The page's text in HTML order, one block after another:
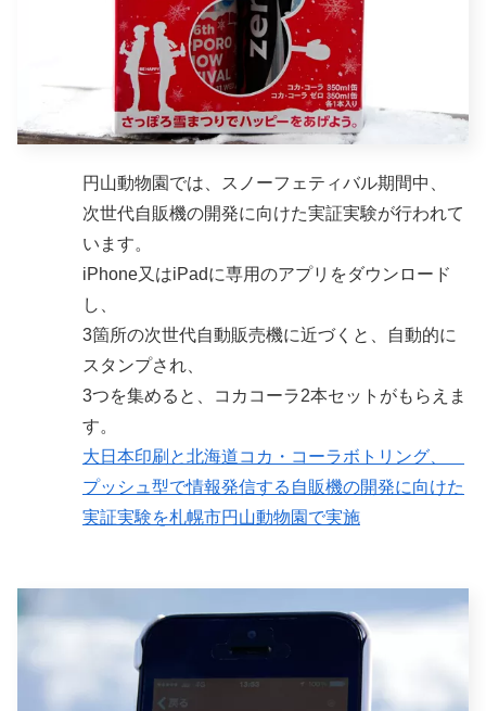
円山動物園では、スノーフェティバル期間中、
次世代自販機の開発に向けた実証実験が行われて
います。
iPhone又はiPadに専用のアプリをダウンロード
し、
3箇所の次世代自動販売機に近づくと、自動的に
スタンプされ、
3つを集めると、コカコーラ2本セットがもらえま
す。
大日本印刷と北海道コカ・コーラボトリング、
プッシュ型で情報発信する自販機の開発に向けた
実証実験を札幌市円山動物園で実施